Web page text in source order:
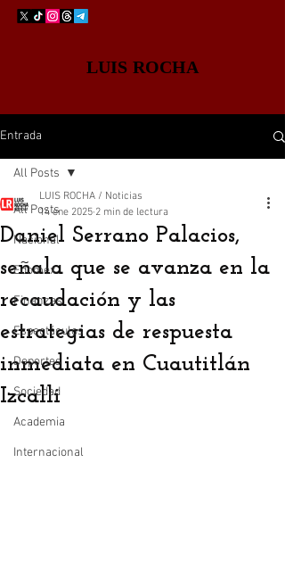
LUIS ROCHA
Entrada
All Posts
Nacional
Edomex
Finanzas
Espectáculos
Deportes
Sociedad
Academia
Internacional
All Posts
Daniel Serrano Palacios,
señala que se avanza en la
recaudación y las
estrategias de respuesta
inmediata en Cuautitlán
Izcalli
LUIS ROCHA / Noticias
14 ene 2025 2 min de lectura